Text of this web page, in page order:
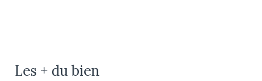
Les + du bien